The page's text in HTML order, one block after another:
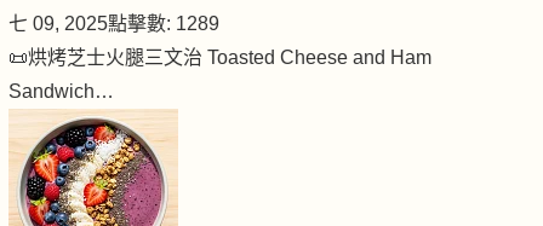
七 09, 2025點擊數: 1289
📜烘烤芝士火腿三文治 Toasted Cheese and Ham
Sandwich…